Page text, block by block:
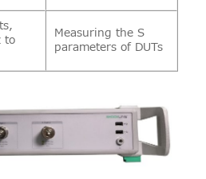
to
Measuring the S
parameters of DUTs